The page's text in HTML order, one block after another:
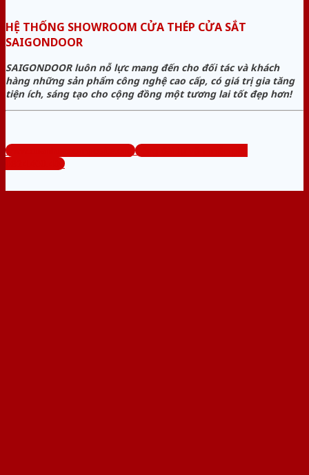
HỆ THỐNG SHOWROOM CỬA THÉP CỬA SẮT
SAIGONDOOR
SAIGONDOOR luôn nỗ lực mang đến cho đối tác và khách
hàng những sản phẩm công nghệ cao cấp, có giá trị gia tăng
tiện ích, sáng tạo cho cộng đồng một tương lai tốt đẹp hơn!
www.cuanhuacomposite.org
Tổng đài tư vấn miễn phí:
0824.400.400